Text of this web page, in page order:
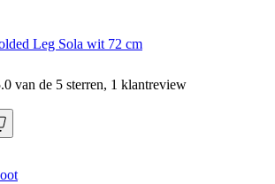
Leg Sola wit 72 cm
van de 5 sterren, 1 klantreview